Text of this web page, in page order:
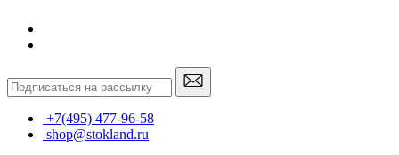
+7(495) 477-96-58
shop@stokland.ru